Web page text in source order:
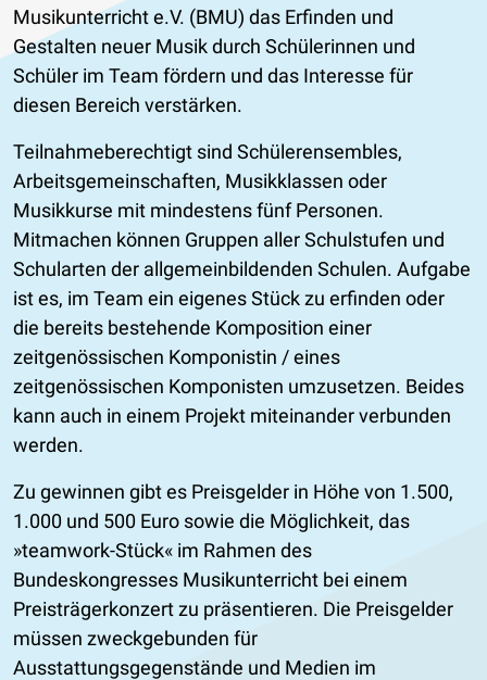
Musikunterricht e.V. (BMU) das Erfinden und
Gestalten neuer Musik durch Schülerinnen und
Schüler im Team fördern und das Interesse für
diesen Bereich verstärken.
Teilnahmeberechtigt sind Schülerensembles,
Arbeitsgemeinschaften, Musikklassen oder
Musikkurse mit mindestens fünf Personen.
Mitmachen können Gruppen aller Schulstufen und
Schularten der allgemeinbildenden Schulen. Aufgabe
ist es, im Team ein eigenes Stück zu erfinden oder
die bereits bestehende Komposition einer
zeitgenössischen Komponistin / eines
zeitgenössischen Komponisten umzusetzen. Beides
kann auch in einem Projekt miteinander verbunden
werden.
Zu gewinnen gibt es Preisgelder in Höhe von 1.500,
1.000 und 500 Euro sowie die Möglichkeit, das
»teamwork-Stück« im Rahmen des
Bundeskongresses Musikunterricht bei einem
Preisträgerkonzert zu präsentieren. Die Preisgelder
müssen zweckgebunden für
Ausstattungsgegenstände und Medien im